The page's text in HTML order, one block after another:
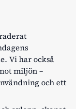
Vi har också
miljön –
och ett